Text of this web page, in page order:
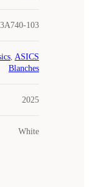
103
, ASICS
Blanches
2025
White